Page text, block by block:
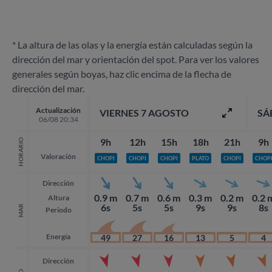
* La altura de las olas y la energía están calculadas según la
dirección del mar y orientación del spot. Para ver los valores
generales según boyas, haz clic encima de la flecha de
dirección del mar.
Actualización
06/08 20:34
HORARIO Valoración
MAR
Dirección
Altura
Periodo
Energía
Dirección
VIERNES 7 AGOSTO
9h
CHOPI
0.9 m
6s
49
12h
CHOPI
0.7 m
5s
27
15h
CHOPI
0.6 m
5s
16
18h
PLATO
0.3 m
9s
13
21h
CHOPI
0.2 m
9s
5
9h
CHOPI
0.2
8s
4